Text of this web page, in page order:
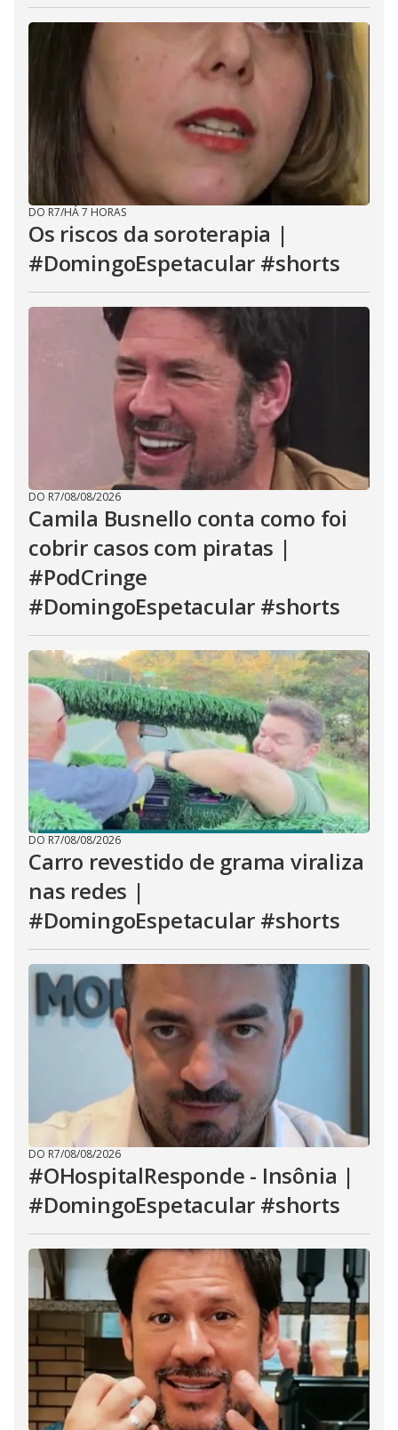
DO R7/HÁ 7 HORAS
Os riscos da soroterapia |
#DomingoEspetacular #shorts
DO R7/08/08/2026
Camila Busnello conta como foi
cobrir casos com piratas |
#PodCringe
#DomingoEspetacular #shorts
DO R7/08/08/2026
Carro revestido de grama viraliza
nas redes |
#DomingoEspetacular #shorts
DO R7/08/08/2026
#OHospitalResponde - Insônia |
#DomingoEspetacular #shorts